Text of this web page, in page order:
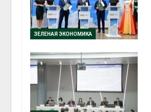
ЗЕЛЕНАЯ ЭКОНОМИКА